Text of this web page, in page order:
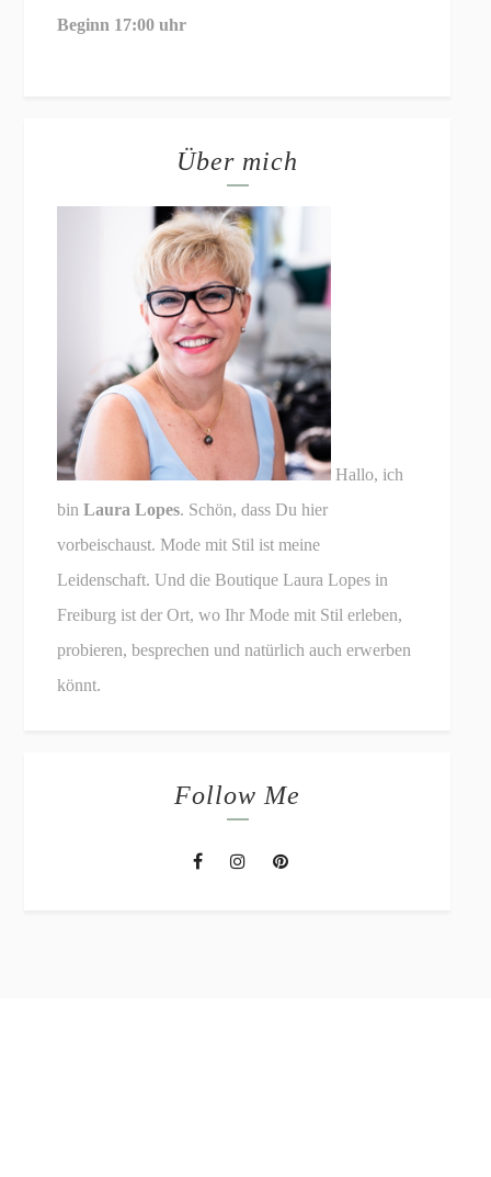
Beginn 17:00 uhr
Über mich
Hallo, ich
binLaura Lopes. Schön, dass Du hier
vorbeischaust. Mode mit Stil ist meine
Leidenschaft. Und die Boutique Laura Lopes in
Freiburg ist der Ort, wo Ihr Mode mit Stil erleben,
probieren, besprechen und natürlich auch erwerben
könnt.
Follow Me